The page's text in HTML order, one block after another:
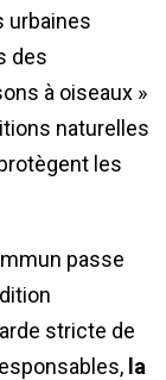
urbaines
des
à oiseaux »
naturelles
les
passe
stricte de
la